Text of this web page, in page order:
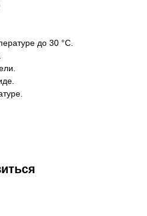
до 30 °C.